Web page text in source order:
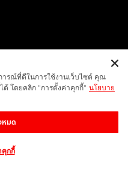
ารณ์ที่ดีในการใช้งานเว็บไซต์ คุณ
ด้ โดยคลิก "การตั้งค่าคุกกี้" นโยบาย
หมด
คุกกี้